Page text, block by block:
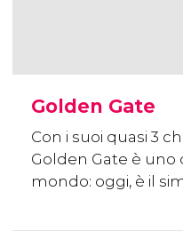
Golden Gate
Con i suoi quasi 3
Golden Gate è uno
mondo: oggi, è il